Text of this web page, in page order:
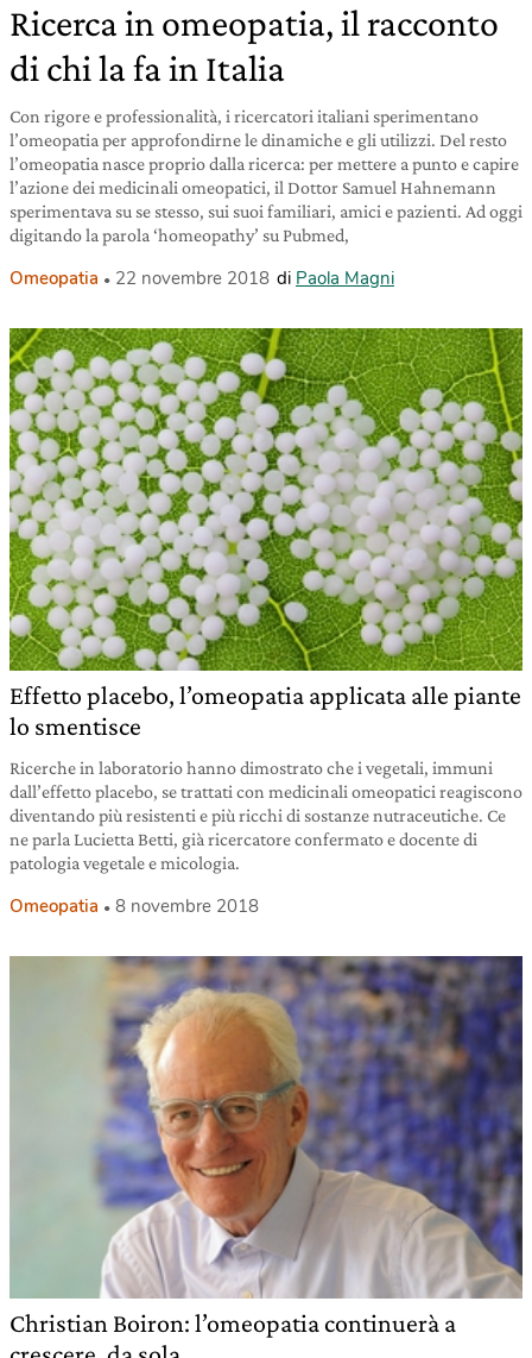
Ricerca in omeopatia, il racconto
di chi la fa in Italia
Con rigore e professionalità, i ricercatori italiani sperimentano
l’omeopatia per approfondirne le dinamiche e gli utilizzi. Del resto
l’omeopatia nasce proprio dalla ricerca: per mettere a punto e capire
l’azione dei medicinali omeopatici, il Dottor Samuel Hahnemann
sperimentava su se stesso, sui suoi familiari, amici e pazienti. Ad oggi
digitando la parola ‘homeopathy’ su Pubmed,
Omeopatia 22 novembre 2018 di Paola Magni
Effetto placebo, l’omeopatia applicata alle piante
lo smentisce
Ricerche in laboratorio hanno dimostrato che i vegetali, immuni
dall’effetto placebo, se trattati con medicinali omeopatici reagiscono
diventando più resistenti e più ricchi di sostanze nutraceutiche. Ce
ne parla Lucietta Betti, già ricercatore confermato e docente di
patologia vegetale e micologia.
Omeopatia 8 novembre 2018
Christian Boiron: l’omeopatia continuerà a